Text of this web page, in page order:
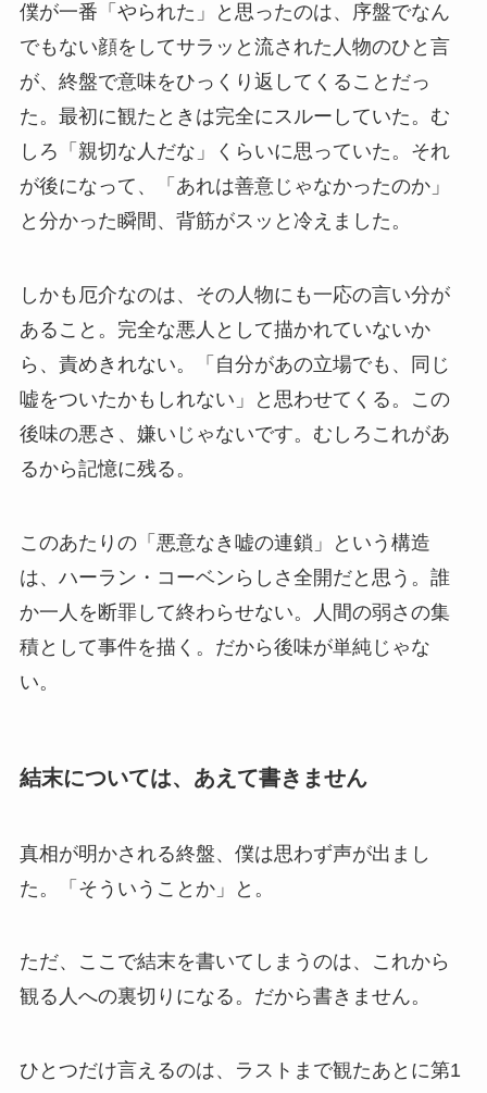
僕が一番「やられた」と思ったのは、序盤でなん
でもない顔をしてサラッと流された人物のひと言
が、終盤で意味をひっくり返してくることだっ
た。最初に観たときは完全にスルーしていた。む
しろ「親切な人だな」くらいに思っていた。それ
が後になって、「あれは善意じゃなかったのか」
と分かった瞬間、背筋がスッと冷えました。
しかも厄介なのは、その人物にも一応の言い分が
あること。完全な悪人として描かれていないか
ら、責めきれない。「自分があの立場でも、同じ
嘘をついたかもしれない」と思わせてくる。この
後味の悪さ、嫌いじゃないです。むしろこれがあ
るから記憶に残る。
このあたりの「悪意なき嘘の連鎖」という構造
は、ハーラン・コーベンらしさ全開だと思う。誰
か一人を断罪して終わらせない。人間の弱さの集
積として事件を描く。だから後味が単純じゃな
い。
結末については、あえて書きません
真相が明かされる終盤、僕は思わず声が出まし
た。「そういうことか」と。
ただ、ここで結末を書いてしまうのは、これから
観る人への裏切りになる。だから書きません。
ひとつだけ言えるのは、ラストまで観たあとに第1